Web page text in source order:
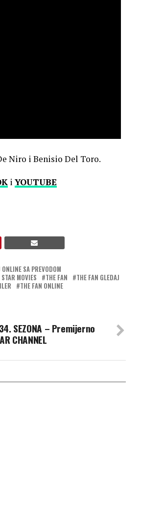
Niro i Benisio Del Toro.
i YOUTUBE
SA PREVODOM
MOVIES THE FAN
THE FAN GLEDAJ
THE FAN ONLINE
SEZONA – Premijerno
CHANNEL